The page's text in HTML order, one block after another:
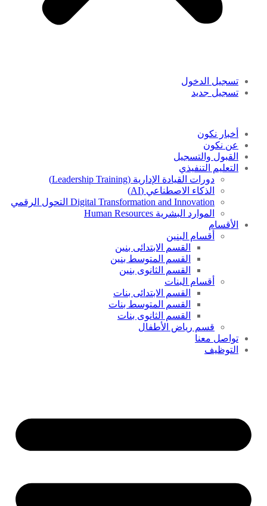
تسجيل الدخول
تسجيل جديد
أخبار نكون
عن نكون
القبول والتسجيل
التعليم التنفيذي
دورات القيادة الإدارية (Leadership Training)
الذكاء الاصطناعي (AI)
Digital Transformation and Innovation التحول الرقمي
الموارد البشرية Human Resources
الأقسام
أقسام البنين
القسم الابتدائى بنين
القسم المتوسط بنين
القسم الثانوى بنين
أقسام البنات
القسم الابتدائى بنات
القسم المتوسط بنات
القسم الثانوى بنات
قسم رياض الأطفال
تواصل معنا
التوظيف